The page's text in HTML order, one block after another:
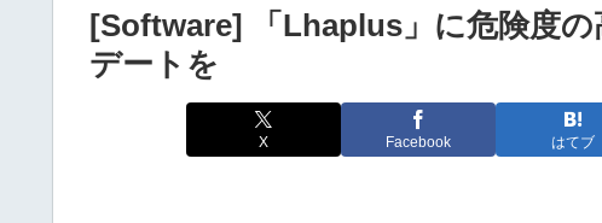
[Software] 「Lhaplus」に危険度
デートを
X Facebook はてブ